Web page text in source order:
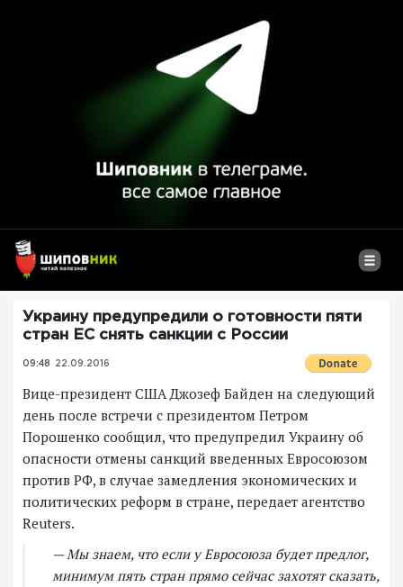
Украину предупредили о готовности пяти
стран ЕС снять санкции с России
09:48 22.09.2016
Вице-президент США Джозеф Байден на следующий
день после встречи с президентом Петром
Порошенко сообщил, что предупредил Украину об
опасности отмены санкций введенных Евросоюзом
против РФ, в случае замедления экономических и
политических реформ в стране, передает агентство
Reuters.
— Мы знаем, что если у Евросоюза будет предлог,
минимум пять стран прямо сейчас захотят сказать,